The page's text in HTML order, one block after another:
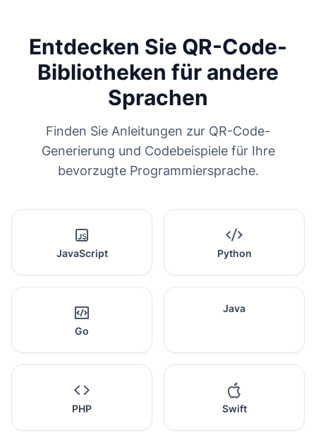
Entdecken Sie QR-Code-
Bibliotheken für andere
Sprachen
Finden Sie Anleitungen zur QR-Code-
Generierung und Codebeispiele für Ihre
bevorzugte Programmiersprache.
JavaScript Python
Go
Java
PHP Swift